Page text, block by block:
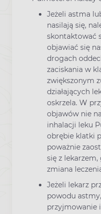
Jeżeli astma
nasilają się,
skontaktować
objawiać się
drogach
zaciskania w
zwiększonym
działających
oskrzela. W
objawów nie
inhalacji leku
obrębie klatki
poważnie
się z
zmiana
Jeżeli lekarz
powodu
przyjmowanie